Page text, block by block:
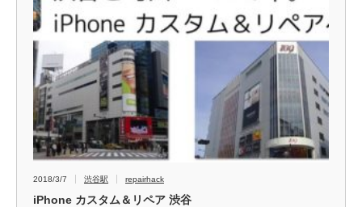
2018/3/7 渋谷駅 repairhack
iPhone カスタム＆リペア 渋谷